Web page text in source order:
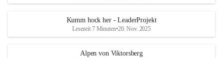
Kumm hock her - LeaderProjekt
Lesezeit 7 Minuten•20. Nov. 2025
Alpen von Viktorsberg